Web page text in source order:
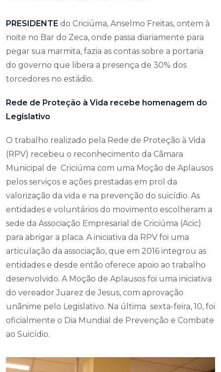
PRESIDENTE do Criciúma, Anselmo Freitas, ontem à
noite no Bar do Zeca, onde passa diariamente para
pegar sua marmita, fazia as contas sobre a portaria
do governo que libera a presença de 30% dos
torcedores no estádio.
Rede de Proteção à Vida recebe homenagem do
Legislativo
O trabalho realizado pela Rede de Proteção à Vida
(RPV) recebeu o reconhecimento da Câmara
Municipal de Criciúma com uma Moção de Aplausos
pelos serviços e ações prestadas em prol da
valorização da vida e na prevenção do suicídio. As
entidades e voluntários do movimento escolheram a
sede da Associação Empresarial de Criciúma (Acic)
para abrigar a placa. A iniciativa da RPV foi uma
articulação da associação, que em 2016 integrou as
entidades e desde então oferece apoio ao trabalho
desenvolvido. A Moção de Aplausos foi uma iniciativa
do vereador Juarez de Jesus, com aprovação
unânime pelo Legislativo. Na última sexta-feira, 10, foi
oficialmente o Dia Mundial de Prevenção e Combate
ao Suicídio.